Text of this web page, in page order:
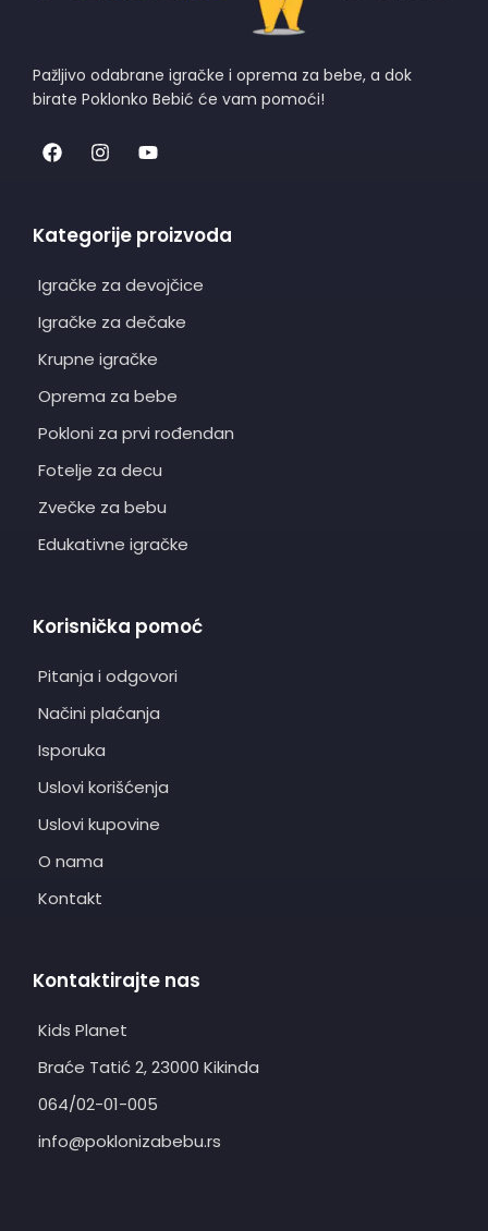
Pažljivo odabrane igračke i oprema za bebe, a dok
birate Poklonko Bebić će vam pomoći!
Kategorije proizvoda
Igračke za devojčice
Igračke za dečake
Krupne igračke
Oprema za bebe
Pokloni za prvi rođendan
Fotelje za decu
Zvečke za bebu
Edukativne igračke
Korisnička pomoć
Pitanja i odgovori
Načini plaćanja
Isporuka
Uslovi korišćenja
Uslovi kupovine
O nama
Kontakt
Kontaktirajte nas
Kids Planet
Braće Tatić 2, 23000 Kikinda
064/02-01-005
info@poklonizabebu.rs